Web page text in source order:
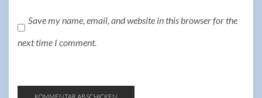
Save my name, email, and website in this browser for the
next time I comment.